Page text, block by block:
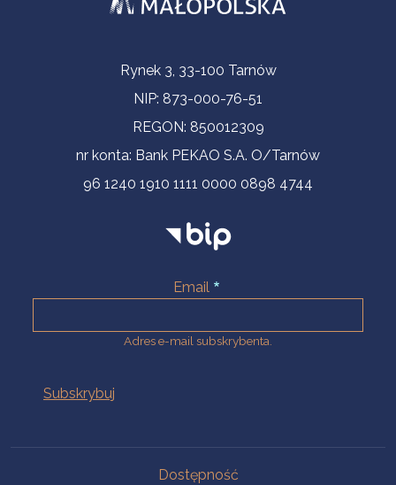
Informacje kontaktoweRynek 3, 33-100 Tarnów
NIP: 873-000-76-51
REGON: 850012309
nr konta: Bank PEKAO S.A. O/Tarnów
96 1240 1910 1111 0000 0898 4744
Email
Adres e-mail subskrybenta.
Dostępność